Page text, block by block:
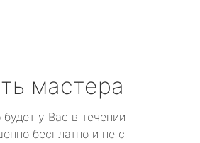
мастера
у Вас в течении
бесплатно и не с